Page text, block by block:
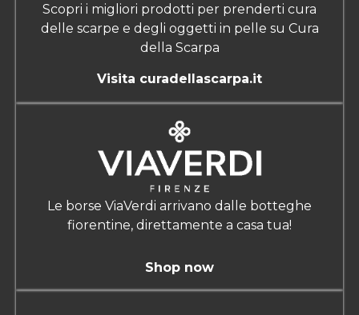
Scopri i migliori prodotti per prenderti cura
delle scarpe e degli oggetti in pelle su Cura
della Scarpa
Visita curadellascarpa.it
Le borse ViaVerdi arrivano dalle botteghe
fiorentine, direttamente a casa tua!
Shop now